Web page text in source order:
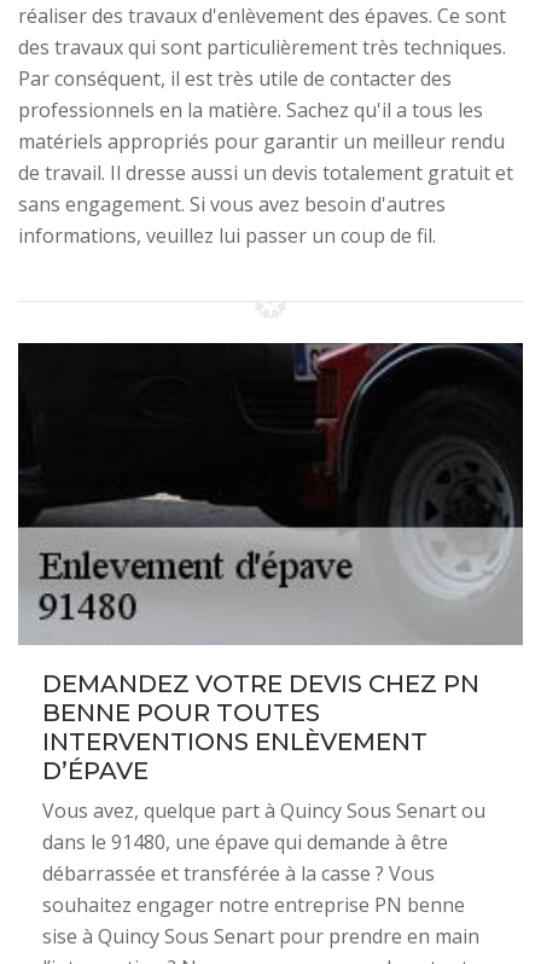
réaliser des travaux d'enlèvement des épaves. Ce sont
des travaux qui sont particulièrement très techniques.
Par conséquent, il est très utile de contacter des
professionnels en la matière. Sachez qu'il a tous les
matériels appropriés pour garantir un meilleur rendu
de travail. Il dresse aussi un devis totalement gratuit et
sans engagement. Si vous avez besoin d'autres
informations, veuillez lui passer un coup de fil.
DEMANDEZ VOTRE DEVIS CHEZ PN
BENNE POUR TOUTES
INTERVENTIONS ENLÈVEMENT
D’ÉPAVE
Vous avez, quelque part à Quincy Sous Senart ou
dans le 91480, une épave qui demande à être
débarrassée et transférée à la casse ? Vous
souhaitez engager notre entreprise PN benne
sise à Quincy Sous Senart pour prendre en main